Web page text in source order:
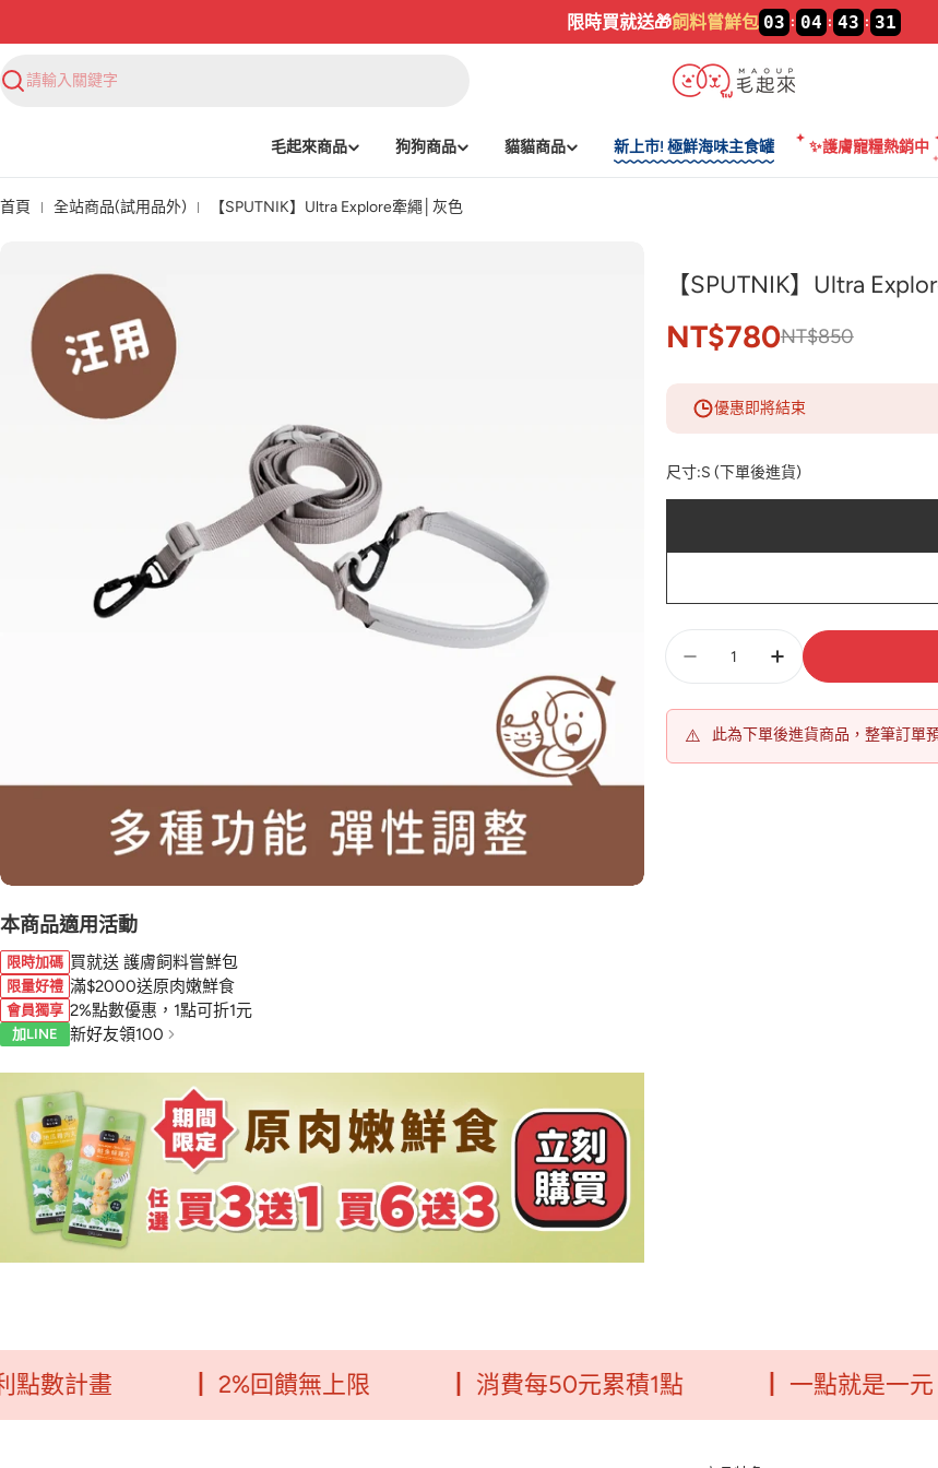
加入LINE🔥新好友領$100
搜
毛起來商品 狗狗商品 貓貓商品 新上市! 極鮮海味主食罐 ✨護膚寵糧熱銷中
首頁 全站商品(試用品外) 【SPUTNIK】Ultra Explore牽繩│灰色
本商品適用活動
限時加碼 買就送 護膚飼料嘗鮮包
限量好禮 滿$2000送原肉嫩鮮食
會員獨享 2%點數優惠，1點可折1元
加LINE 新好友領100
【SPUTNIK】Ultra
NT$780NT$850
優惠即將結束
尺寸:S (下單後進貨)
⚠️ 此為下單後進貨商品，整筆訂單
畫 ┃ 2%回饋無上限 ┃ 消費每50元累積1點 ┃ 一點就是一元